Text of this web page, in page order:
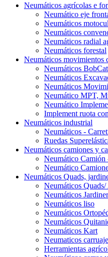
Neumáticos agrícolas e
Neumático eje
Neumáticos
Neumáticos
Neumáticos radial
Neumáticos forestal
Neumáticos movimientos
Neumáticos BobCat
Neumáticos
Neumáticos
Neumático MPT,
Neumático
Implement ruota
Neumáticos industrial
Neumáticos -
Ruedas
Neumáticos camiones y
Neumático Camión
Neumático
Neumáticos Quads,
Neumáticos
Neumáticos
Neumáticos liso
Neumáticos
Neumáticos
Neumáticos Kart
Neumaticos carruaje
Herramientas